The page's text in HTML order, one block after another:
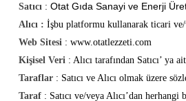
Satıcı : Otat Gıda Sanayi ve Enerji
Alıcı : İşbu platformu kullanarak ticari ve/
Web Sitesi : www.otatlezzeti.com
Kişisel Veri : Alıcı tarafından Satıcı’
Taraflar : Satıcı ve Alıcı olmak üzere
Taraf : Satıcı ve/veya Alıcı’dan